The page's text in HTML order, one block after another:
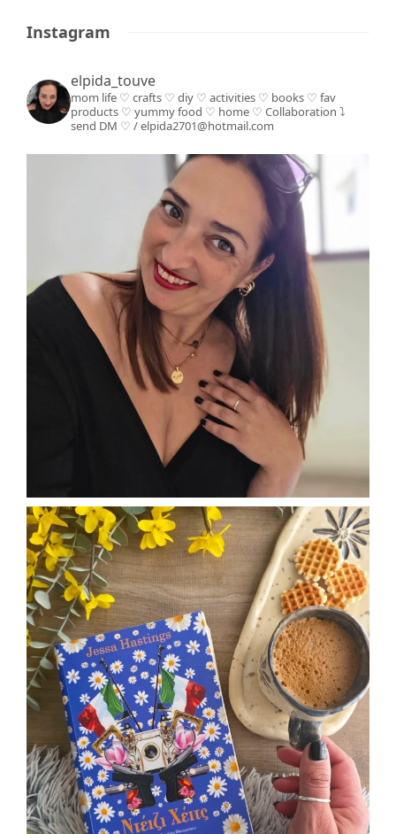
Instagram
elpida_touve
mom life ♡ crafts ♡ diy ♡ activities ♡ books ♡ fav
products ♡ yummy food ♡ home ♡ Collaboration ⤵️
send DM ♡ / elpida2701@hotmail.com